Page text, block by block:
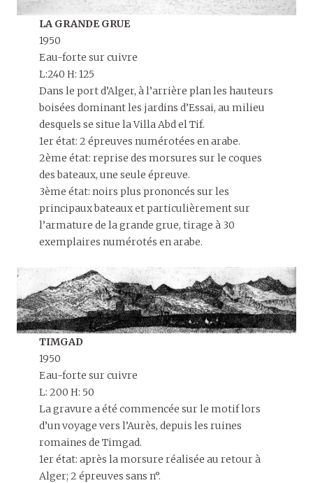
LA GRANDE GRUE
1950
Eau-forte sur cuivre
L:240 H: 125
Dans le port d’Alger, à l’arrière plan les hauteurs
boisées dominant les jardins d’Essai, au milieu
desquels se situe la Villa Abd el Tif.
1er état: 2 épreuves numérotées en arabe.
2ème état: reprise des morsures sur le coques
des bateaux, une seule épreuve.
3ème état: noirs plus prononcés sur les
principaux bateaux et particulièrement sur
l’armature de la grande grue, tirage à 30
exemplaires numérotés en arabe.
TIMGAD
1950
Eau-forte sur cuivre
L: 200 H: 50
La gravure a été commencée sur le motif lors
d’un voyage vers l’Aurès, depuis les ruines
romaines de Timgad.
1er état: après la morsure réalisée au retour à
Alger; 2 épreuves sans n°.